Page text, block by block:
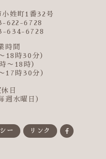
小姓町1番32号
622-6728
634-6728
時間
18時30分）
〜18時）
17時30分）
休日
週水曜日）
ー リンク